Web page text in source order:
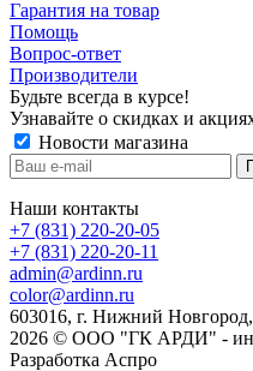
Гарантия на товар
Помощь
Вопрос-ответ
Производители
Будьте всегда в курсе!
Узнавайте о скидках и
Новости магазина
Наши контакты
+7 (831) 220-20-05
+7 (831) 220-20-11
admin@ardinn.ru
color@ardinn.ru
603016, г. Нижний
2026 © ООО "ГК АРДИ" -
Разработка Аспро